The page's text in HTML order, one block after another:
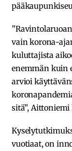
vain korona-
kuluttajista
enemmän kuin
arvioi
sitä”, Aittoniemi
vuotiaat, on